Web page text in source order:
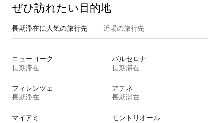
ぜひ訪⁠れ⁠た⁠い目⁠的⁠地
長期滞在に人気の旅行先 近場の旅行先
ニューヨーク
長期滞在
バルセロナ
長期滞在
フィレンツェ
長期滞在
アテネ
長期滞在
マイアミ
モントリオール